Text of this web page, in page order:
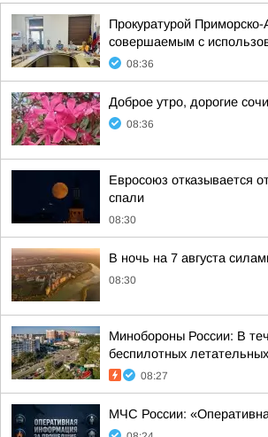
Прокуратурой
совершаемым с
08:36
Доброе утро, дорогие
08:36
Евросоюз отказывается
спали
08:30
В ночь на 7 августа
08:30
Минобороны России: В
беспилотных
08:27
МЧС России: